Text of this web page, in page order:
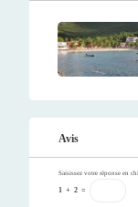
Avis
Saisissez votre réponse en
1 + 2 =